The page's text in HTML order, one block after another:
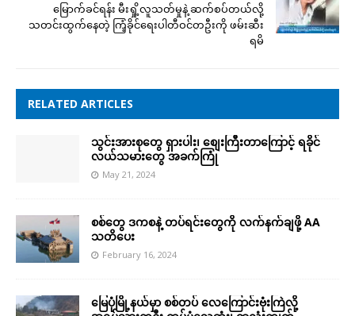
မြောက်ခင်ရန်း မီးရှို့လူသတ်မှုနဲ့ ဆက်စပ်တယ်လို့
သတင်းထွက်နေတဲ့ ကြံ့ခိုင်ရေးပါတီဝင်တဦးကို ဖမ်းဆီး
ရမိ
RELATED ARTICLES
သွင်းအားစုတွေ ရှားပါး၊ စျေးကြီးတာကြောင့် ရခိုင်
လယ်သမားတွေ အခက်ကြုံ
May 21, 2024
စစ်တွေ ဒကစနဲ့ တပ်ရင်းတွေကို လက်နက်ချဖို့ AA
သတိပေး
February 16, 2024
မြေပုံမြို့နယ်မှာ စစ်တပ် လေကြောင်းဗုံးကြဲလို့